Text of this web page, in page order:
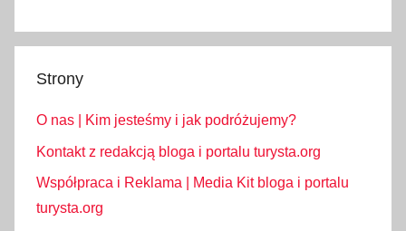
Strony
O nas | Kim jesteśmy i jak podróżujemy?
Kontakt z redakcją bloga i portalu turysta.org
Współpraca i Reklama | Media Kit bloga i portalu
turysta.org